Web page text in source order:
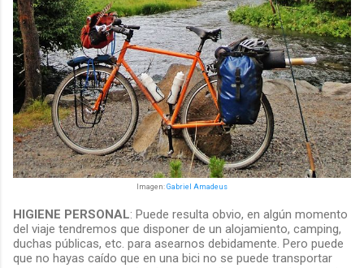
Imagen: Gabriel Amadeus
HIGIENE PERSONAL: Puede resulta obvio, en algún momento
del viaje tendremos que disponer de un alojamiento, camping,
duchas públicas, etc. para asearnos debidamente. Pero puede
que no hayas caído que en una bici no se puede transportar